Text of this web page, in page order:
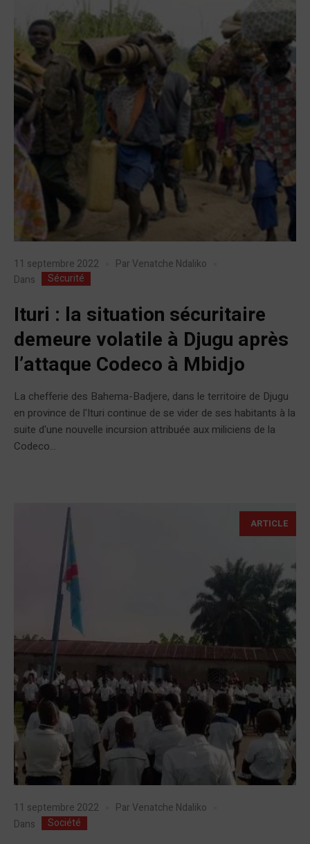
11 septembre 2022 Par Venatche Ndaliko
Dans
Sécurité
Ituri : la situation sécuritaire
demeure volatile à Djugu après
l’attaque Codeco à Mbidjo
La chefferie des Bahema-Badjere, dans le territoire de Djugu
en province de l'Ituri continue de se vider de ses habitants à la
suite d'une nouvelle incursion attribuée aux miliciens de la
Codeco...
ARTICLE
11 septembre 2022 Par Venatche Ndaliko
Dans
Société